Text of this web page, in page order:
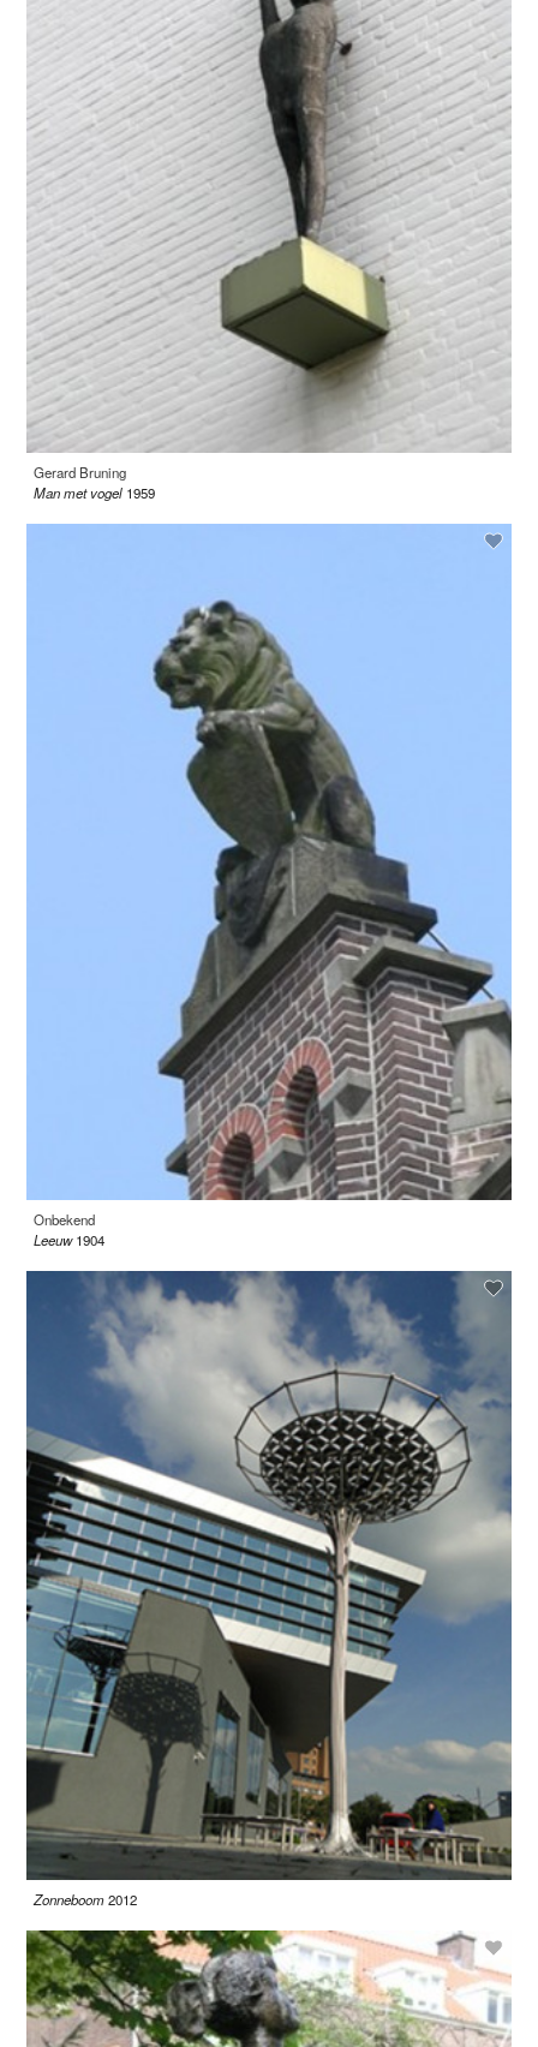
Gerard Bruning
Man met vogel 1959
Onbekend
Leeuw 1904
Zonneboom2012